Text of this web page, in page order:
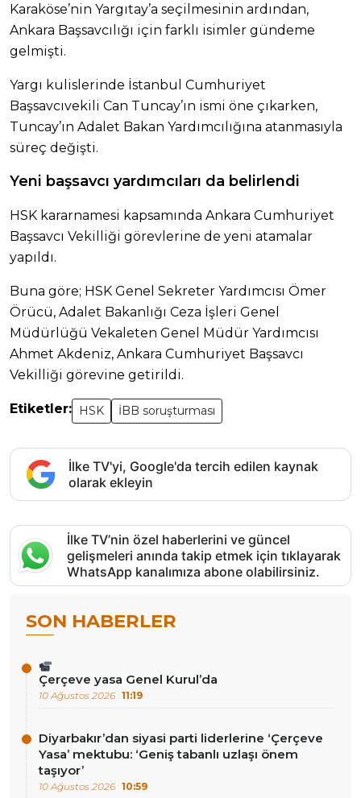
Karaköse’nin Yargıtay’a seçilmesinin ardından,
Ankara Başsavcılığı için farklı isimler gündeme
gelmişti.
Yargı kulislerinde İstanbul Cumhuriyet
Başsavcıvekili Can Tuncay’ın ismi öne çıkarken,
Tuncay’ın Adalet Bakan Yardımcılığına atanmasıyla
süreç değişti.
Yeni başsavcı yardımcıları da belirlendi
HSK kararnamesi kapsamında Ankara Cumhuriyet
Başsavcı Vekilliği görevlerine de yeni atamalar
yapıldı.
Buna göre; HSK Genel Sekreter Yardımcısı Ömer
Örücü, Adalet Bakanlığı Ceza İşleri Genel
Müdürlüğü Vekaleten Genel Müdür Yardımcısı
Ahmet Akdeniz, Ankara Cumhuriyet Başsavcı
Vekilliği görevine getirildi.
Etiketler: HSK İBB soruşturması
İlke TV'yi, Google'da tercih edilen kaynak
olarak ekleyin
İlke TV’nin özel haberlerini ve güncel
gelişmeleri anında takip etmek için tıklayarak
WhatsApp kanalımıza abone olabilirsiniz.
SON HABERLER
Çerçeve yasa Genel Kurul’da
10 Ağustos 2026 11:19
Diyarbakır’dan siyasi parti liderlerine ‘Çerçeve
Yasa’ mektubu: ‘Geniş tabanlı uzlaşı önem
taşıyor’
10 Ağustos 2026 10:59